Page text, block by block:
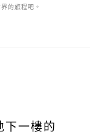
的旅程吧。
下一樓的